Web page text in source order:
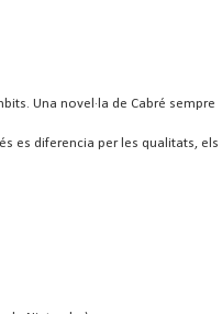
Una novel·la de Cabré sempre
es diferencia per les qualitats, els